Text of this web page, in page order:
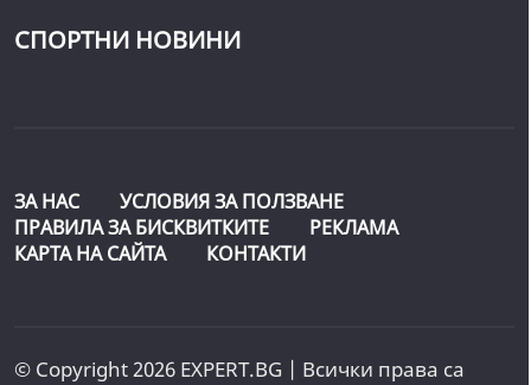
СПОРТНИ НОВИНИ
ЗА НАС
УСЛОВИЯ ЗА ПОЛЗВАНЕ
ПРАВИЛА ЗА БИСКВИТКИТЕ
РЕКЛАМА
КАРТА НА САЙТА
КОНТАКТИ
© Copyright 2026 EXPERT.BG | Всички права са